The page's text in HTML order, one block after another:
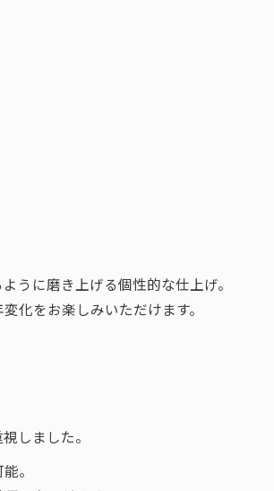
うに磨き上げる個性的な仕上げ。
化をお楽しみいただけます。
しました。
。